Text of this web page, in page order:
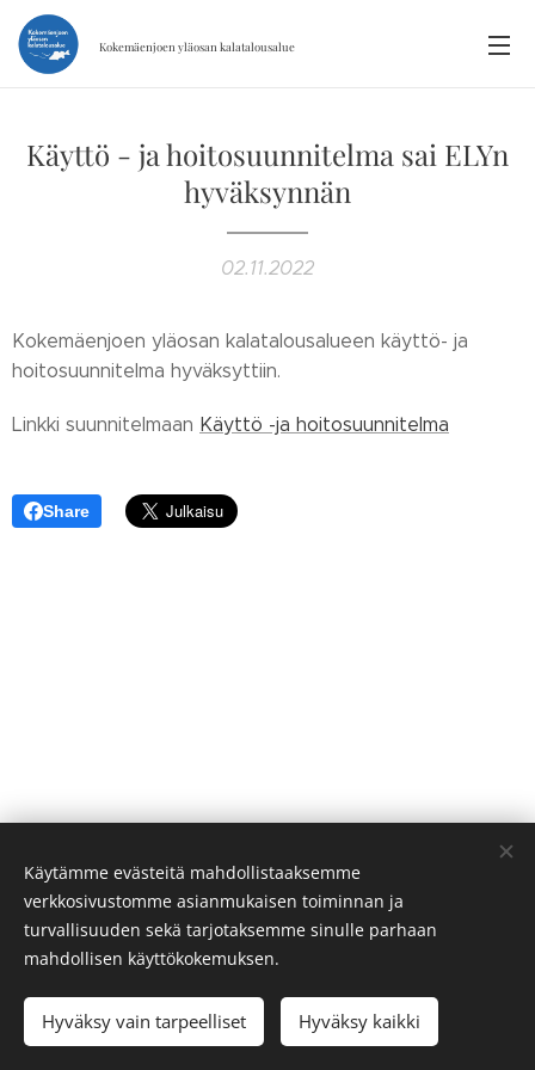
Kokemäenjoen yläosan kalatalousalue
Käyttö - ja hoitosuunnitelma sai ELYn
hyväksynnän
02.11.2022
Kokemäenjoen yläosan kalatalousalueen käyttö- ja
hoitosuunnitelma hyväksyttiin.
Linkki suunnitelmaan Käyttö -ja hoitosuunnitelma
Share
© 2022Kokemäenjoen yläosan kalatalousalue.
oikeudet pidätetään.
Evästeet
Käytämme evästeitä mahdollistaaksemme
verkkosivustomme asianmukaisen toiminnan ja
turvallisuuden sekä tarjotaksemme sinulle parhaan
mahdollisen käyttökokemuksen.
Hyväksy vain tarpeelliset Hyväksy kaikki